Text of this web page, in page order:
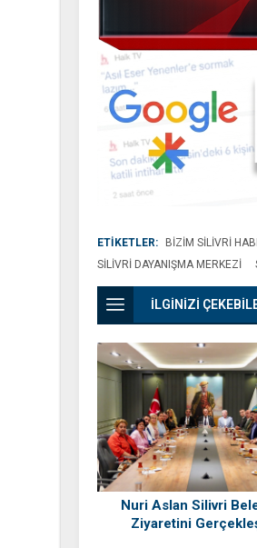
ETİKETLER: BIZIM SILIVRI
SILIVRI DAYANIŞMA MERKEZI
İLGİNİZİ
Nuri Aslan Silivri
Ziyaretini